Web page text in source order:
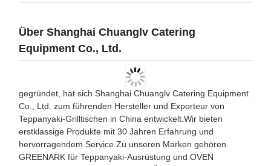
Über Shanghai Chuanglv Catering
Equipment Co., Ltd.
gegründet, hat sich Shanghai Chuanglv Catering Equipment
Co., Ltd. zum führenden Hersteller und Exporteur von
Teppanyaki-Grilltischen in China entwickelt.Wir bieten
erstklassige Produkte mit 30 Jahren Erfahrung und
hervorragendem Service.Zu unseren Marken gehören
GREENARK für Teppanyaki-Ausrüstung und OVEN